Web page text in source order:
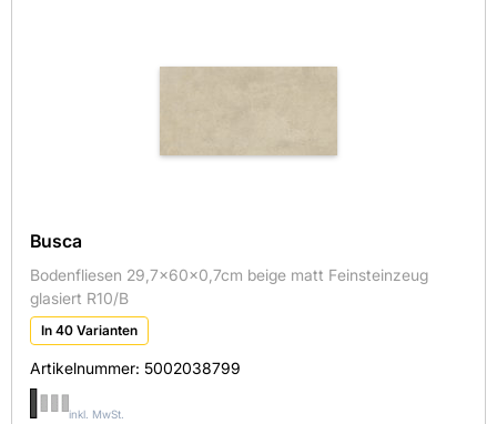
Busca
Bodenfliesen 29,7x60x0,7cm beige matt Feinsteinzeug
glasiert R10/B
In 40 Varianten
Artikelnummer: 5002038799
inkl. MwSt.